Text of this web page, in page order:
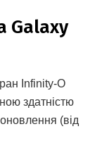
Galaxy
Infinity-O
здатністю
(від